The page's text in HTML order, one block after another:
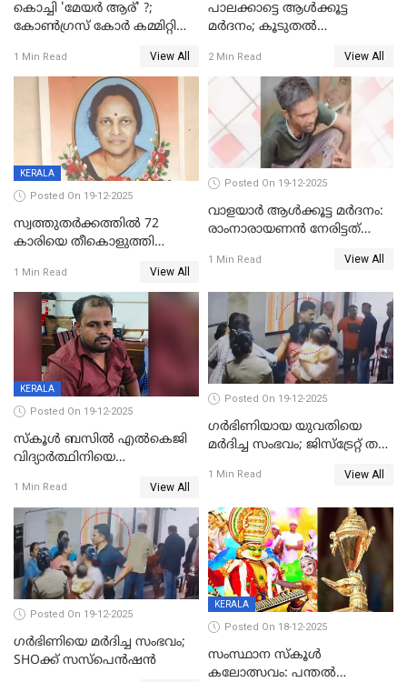
കൊച്ചി 'മേയർ ആര്' ?;
കോണ്‍ഗ്രസ് കോര്‍ കമ്മിറ്റി
1 Min Read View All
പാലക്കാട്ടെ ആള്‍ക്കൂട്ട
മര്‍ദനം; കൂടുതല്‍
അംഗ സംഘമെന്ന് വിവരം
2 Min Read View All
KERALA
Posted On 19-12-2025
സ്വത്തുതര്‍ക്കത്തില്‍ 72
കാരിയെ തീകൊളുത്തി
ക്രൂരകൊലപാതകത്തില്‍
സഹോദരിപുത്രന് ജീവപര്യന്തം
1 Min Read View All
Posted On 19-12-2025
വാളയാർ ആൾക്കൂട്ട മർദനം:
രാംനാരായണൻ നേരിട്ടത്
നാൽപ്പതിലേറെ
റിപ്പോർട്ട്
1 Min Read View All
KERALA
Posted On 19-12-2025
സ്കൂൾ ബസിൽ എൽകെജി
വിദ്യാര്‍ത്ഥിനിയെ
ക്ലീനര്‍ പിടിയിൽ
1 Min Read View All
Posted On 19-12-2025
ഗര്‍ഭിണിയായ യുവതിയെ
മര്‍ദിച്ച സംഭവം; ജിസ്‌ട്രേറ്റ് തല
യുവതി
1 Min Read View All
Posted On 19-12-2025
ഗര്‍ഭിണിയെ മർദിച്ച സംഭവം;
SHOക്ക് സസ്പെൻഷൻ
KERALA
Posted On 18-12-2025
സംസ്ഥാന സ്കൂൾ
കലോത്സവം: പന്തൽ